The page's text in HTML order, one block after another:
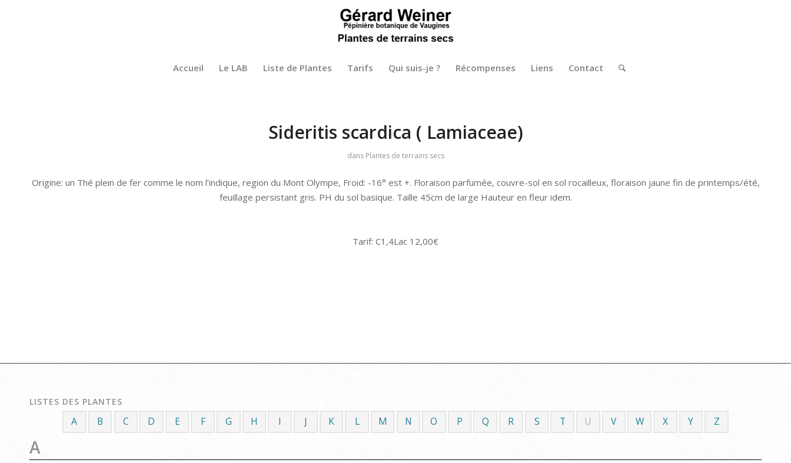
Accueil Le LAB Liste de Plantes Tarifs Qui suis-je ? Récompenses Liens Contact
Sideritis scardica ( Lamiaceae)
dans Plantes de terrains secs
Origine: un Thé plein de fer comme le nom l’indique, region du Mont Olympe, Froid: -16° est +. Floraison parfumée, couvre-sol en sol rocailleux, floraison jaune fin de printemps/été,
feuillage persistant gris. PH du sol basique. Taille 45cm de large Hauteur en fleur idem.
Tarif: C1,4Lac 12,00€
LISTES DES PLANTES
A B C D E F G H I J K L M N O P Q R S T U V W X Y Z
A